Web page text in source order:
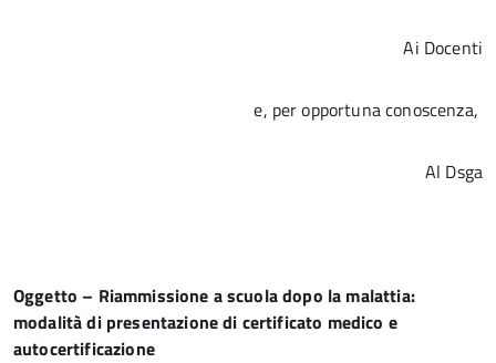
Ai Docenti
e, per opportuna conoscenza,
Al Dsga
Oggetto – Riammissione a scuola dopo la malattia:
modalità di presentazione di certificato medico e
autocertificazione